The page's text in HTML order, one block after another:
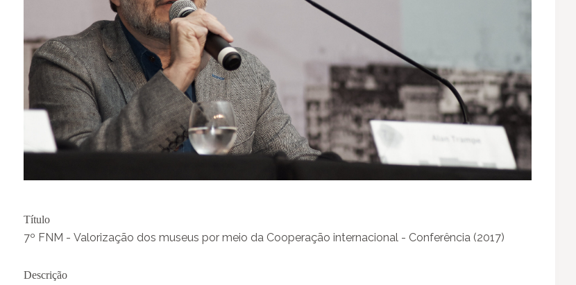
Título
7º FNM - Valorização dos museus por meio da Cooperação internacional - Conferência (2017)
Descrição